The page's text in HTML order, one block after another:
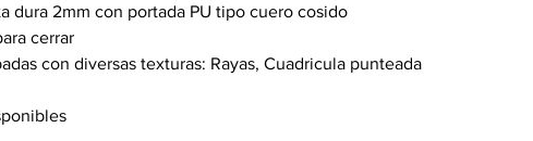
dura 2mm con portada PU tipo cuero cosido
cerrar
con diversas texturas: Rayas, Cuadricula punteada